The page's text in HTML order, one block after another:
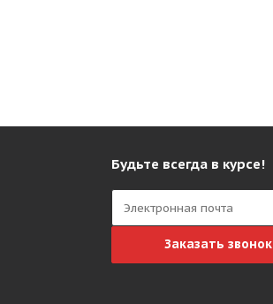
Будьте всегда в курсе!
Заказать звонок